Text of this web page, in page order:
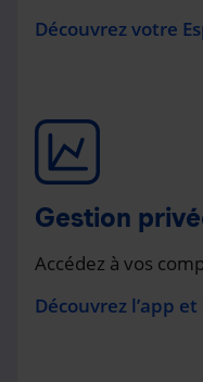
Découvrez votre
Gestion
Accédez à vos
Découvrez l’app